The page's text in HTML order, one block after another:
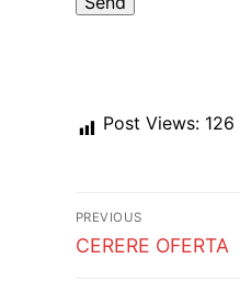
Post Views: 126
Post
navigation
PREVIOUS
Previous
CERERE OFERTA